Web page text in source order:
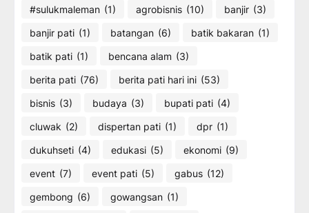
#sulukmaleman (1) agrobisnis (10) banjir (3)
banjir pati (1) batangan (6) batik bakaran (1)
batik pati (1) bencana alam (3)
berita pati (76) berita pati hari ini (53)
bisnis (3) budaya (3) bupati pati (4)
cluwak (2) dispertan pati (1) dpr (1)
dukuhseti (4) edukasi (5) ekonomi (9)
event (7) event pati (5) gabus (12)
gembong (6) gowangsan (1)